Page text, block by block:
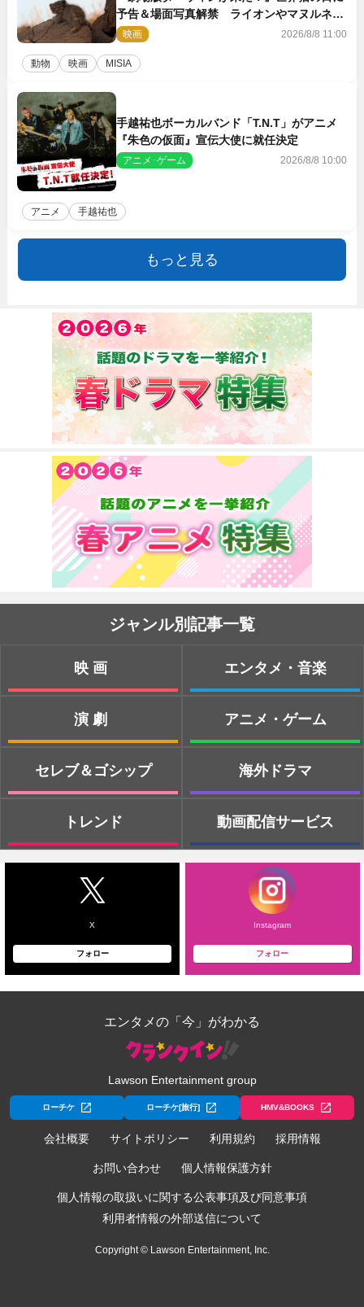
予告＆場面写真解禁 ライオンやマヌルネコ
の赤ちゃんが大集合
映画 2026/8/8 11:00
動物 映画 MISIA
手越祐也ボーカルバンド「T.N.T」がアニメ
『朱色の仮面』宣伝大使に就任決定
アニメ･ゲーム 2026/8/8 10:00
アニメ 手越祐也
もっと見る
ジャンル別記事一覧
映画
演劇
セレブ＆ゴシップ
トレンド
エンタメ・音楽
アニメ・ゲーム
海外ドラマ
動画配信サービス
X
フォロー
Instagram
フォロー
エンタメの「今」がわかる
Lawson Entertainment group
ローチケ ローチケ[旅行] HMV&BOOKS
会社概要 サイトポリシー 利用規約 採用情報
お問い合わせ 個人情報保護方針
個人情報の取扱いに関する公表事項及び同意事項
利用者情報の外部送信について
Copyright © Lawson Entertainment, Inc.